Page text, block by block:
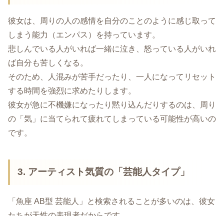
彼女は、周りの人の感情を自分のことのように感じ取って
しまう能力（エンパス）を持っています。
悲しんでいる人がいれば一緒に泣き、怒っている人がいれ
ば自分も苦しくなる。
そのため、人混みが苦手だったり、一人になってリセット
する時間を強烈に求めたりします。
彼女が急に不機嫌になったり黙り込んだりするのは、周り
の「気」に当てられて疲れてしまっている可能性が高いの
です。
3. アーティスト気質の「芸能人タイプ」
「魚座 AB型 芸能人」と検索されることが多いのは、彼女